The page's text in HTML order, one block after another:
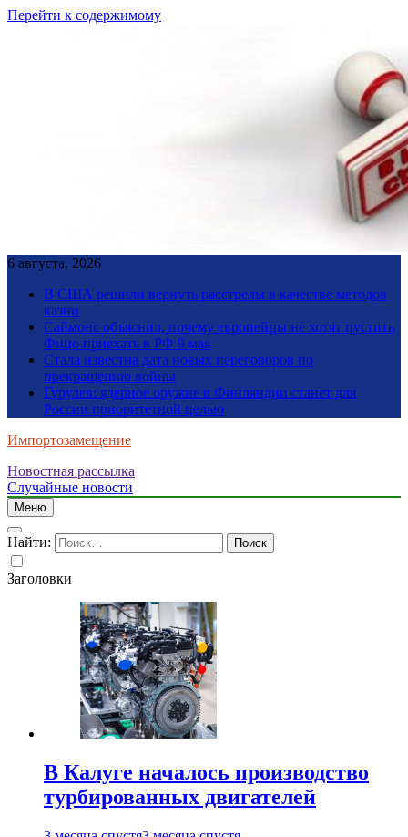
Перейти к содержимому
6 августа, 2026
В США решили вернуть расстрелы в качестве методов
казни
Саймонс объяснил, почему европейцы не хотят пустить
Фицо приехать в РФ 9 мая
Стала известна дата новых переговоров по
прекращению войны
Гурулев: ядерное оружие в Финляндии станет для
России приоритетной целью
Импортозамещение
Новостная рассылка
Случайные новости
Меню
Найти:
Заголовки
В Калуге началось производство
турбированных двигателей